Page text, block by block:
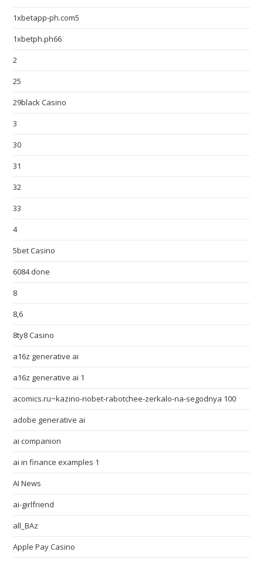
1xbetapp-ph.com5
1xbetph.ph66
2
25
29black Casino
3
30
31
32
33
4
5bet Casino
6084 done
8
8,6
8ty8 Casino
a16z generative ai
a16z generative ai 1
acomics.ru~kazino-riobet-rabotchee-zerkalo-na-segodnya 100
adobe generative ai
ai companion
ai in finance examples 1
AI News
ai-girlfriend
all_BAz
Apple Pay Casino